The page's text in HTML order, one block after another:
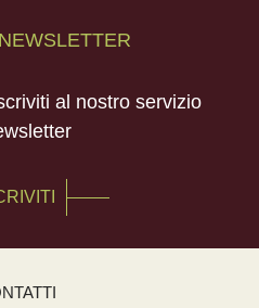
al nostro servizio